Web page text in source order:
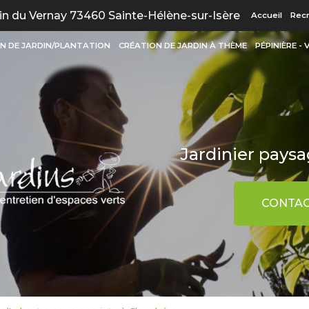
du Vernay 73460 Sainte-Hélène-sur-Isère Accueil
DE JARDIN/PLANTATION CRÉATION DE JARDIN À THÈME PÉPINIÈRE -
Jardinier